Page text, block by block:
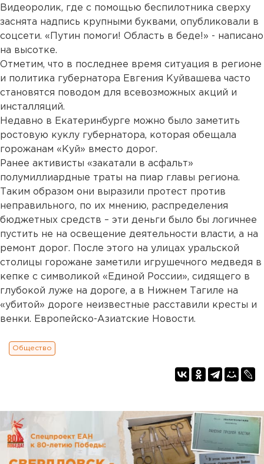
Видеоролик, где с помощью беспилотника сверху
заснята надпись крупными буквами, опубликовали в
соцсети. «Путин помоги! Область в беде!» - написано
на высотке.
Отметим, что в последнее время ситуация в регионе
и политика губернатора Евгения Куйвашева часто
становятся поводом для всевозможных акций и
инсталляций.
Недавно в Екатеринбурге можно было заметить
ростовую куклу губернатора, которая обещала
горожанам «Куй» вместо дорог.
Ранее активисты «закатали в асфальт»
полумиллиардные траты на пиар главы региона.
Таким образом они выразили протест против
неправильного, по их мнению, распределения
бюджетных средств – эти деньги было бы логичнее
пустить не на освещение деятельности власти, а на
ремонт дорог. После этого на улицах уральской
столицы горожане заметили игрушечного медведя в
кепке с символикой «Единой России», сидящего в
глубокой луже на дороге, а в Нижнем Тагиле на
«убитой» дороге неизвестные расставили кресты и
венки. Европейско-Азиатские Новости.
Общество